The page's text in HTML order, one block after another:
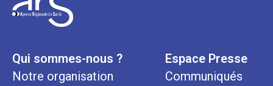
Qui sommes-nous ?
Notre organisation
Espace Presse
Communiqués